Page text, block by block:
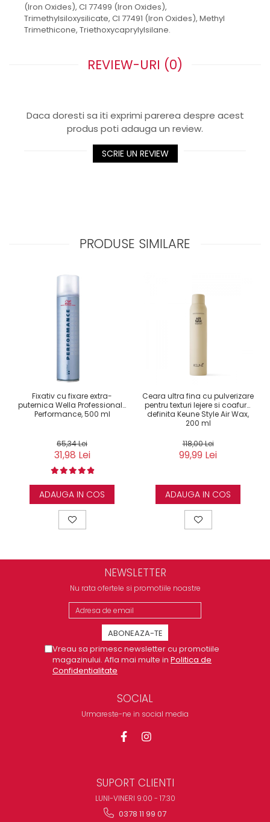
(Iron Oxides), CI 77499 (Iron Oxides),
Trimethylsiloxysilicate, CI 77491 (Iron Oxides), Methyl
Trimethicone, Triethoxycaprylylsilane.
REVIEW-URI (0)
Daca doresti sa iti exprimi parerea despre acest
produs poti adauga un review.
SCRIE UN REVIEW
PRODUSE SIMILARE
Fixativ cu fixare extra-
puternica Wella Professionals
Performance, 500 ml
65,34 Lei
31,98 Lei
ADAUGA IN COS
Ceara ultra fina cu pulverizare
pentru texturi lejere si coafura
definita Keune Style Air Wax,
200 ml
118,00 Lei
99,99 Lei
ADAUGA IN COS
NEWSLETTER
Nu rata ofertele si promotiile noastre
Vreau sa primesc newsletter cu promotiile
magazinului. Afla mai multe in Politica de
Confidentialitate
SOCIAL
Urmareste-ne in social media
SUPORT CLIENTI
LUNI-VINERI 9:00 - 17:30
0378 11 99 07